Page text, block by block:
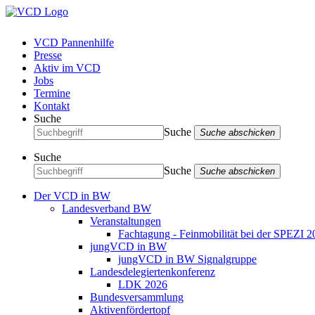
VCD Pannenhilfe
Presse
Aktiv im VCD
Jobs
Termine
Kontakt
Suche
Suche
Suche abschicken
Suche
Suche
Suche abschicken
Der VCD in BW
Landesverband BW
Veranstaltungen
Fachtagung - Feinmobilität bei der SPEZI
jungVCD in BW
jungVCD in BW Signalgruppe
Landesdelegiertenkonferenz
LDK 2026
Bundesversammlung
Aktivenfördertopf